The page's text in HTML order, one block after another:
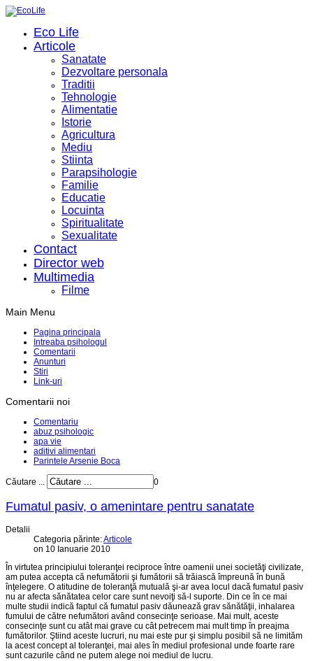
Eco Life
Articole
Sanatate
Dezvoltare personala
Traditii
Tehnologie
Alimentatie
Istorie
Agricultura
Mediu
Stiinta
Parapsihologie
Familie
Educatie
Locuinta
Spiritualitate
Sexualitate
Contact
Director web
Multimedia
Filme
Main Menu
Pagina principala
Intreaba psihologul
Comentarii
Anunturi
Stiri
Link-uri
Comentarii noi
Comentariu
abuz psihologic
apa vie
aditivi alimentari
Parintele Arsenie Boca
Căutare ... 0
Fumatul pasiv, o amenintare pentru sanatate
Detalii
Categoria părinte:Articole
on 10 Ianuarie 2010
În virtutea principiului toleranţei reciproce între oamenii unei societăţi civilizate,
am putea accepta că nefumătorii şi fumătorii să trăiască împreună în bună
înţelegere. O atitudine de toleranţă mutuală şi-ar avea locul dacă fumatul pasiv
nu ar afecta sănătatea celor care sunt nevoiţi să-l suporte. Din ce în ce mai
multe studii indică faptul că fumatul pasiv dăunează grav sănătăţii, inhalarea
fumului de către nefumători având consecinţe serioase. Mai mult, aceste
consecinţe sunt cu atât mai grave cu cât petrecem mai mult timp în preajma
fumătorilor. Ştiind aceste lucruri, nu mai este pur şi simplu posibil să ne limităm
la acest concept al toleranţei, mai ales în mediul profesional unde foarte rare
sunt cazurile când ne putem alege noi mediul de lucru.